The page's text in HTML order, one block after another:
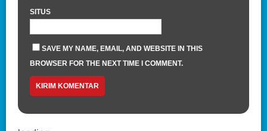
SITUS
SAVE MY NAME, EMAIL, AND WEBSITE IN THIS
BROWSER FOR THE NEXT TIME I COMMENT.